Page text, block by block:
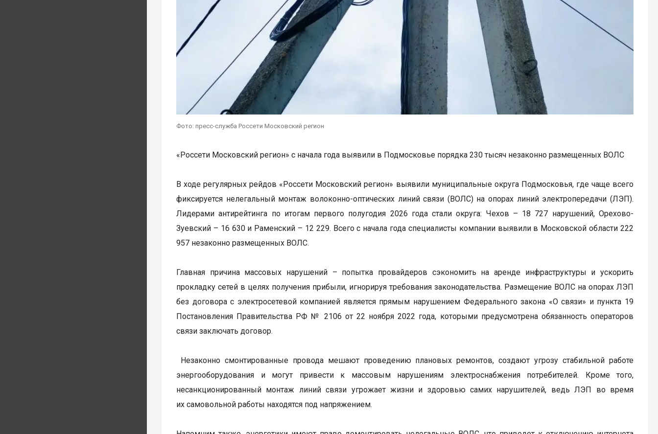
Фото: пресс-служба Россети Московский регион
«Россети Московский регион» с начала года выявили в Подмосковье порядка 230 тысяч незаконно размещенных ВОЛС
В ходе регулярных рейдов «Россети Московский регион» выявили муниципальные округа Подмосковья, где чаще всего
фиксируется нелегальный монтаж волоконно-оптических линий связи (ВОЛС) на опорах линий электропередачи (ЛЭП).
Лидерами антирейтинга по итогам первого полугодия 2026 года стали округа: Чехов – 18 727 нарушений, Орехово-
Зуевский – 16 630 и Раменский – 12 229. Всего с начала года специалисты компании выявили в Московской области 222
957 незаконно размещенных ВОЛС.
Главная причина массовых нарушений – попытка провайдеров сэкономить на аренде инфраструктуры и ускорить
прокладку сетей в целях получения прибыли, игнорируя требования законодательства. Размещение ВОЛС на опорах ЛЭП
без договора с электросетевой компанией является прямым нарушением Федерального закона «О связи» и пункта 19
Постановления Правительства РФ № 2106 от 22 ноября 2022 года, которыми предусмотрена обязанность операторов
связи заключать договор.
Незаконно смонтированные провода мешают проведению плановых ремонтов, создают угрозу стабильной работе
энергооборудования и могут привести к массовым нарушениям электроснабжения потребителей. Кроме того,
несанкционированный монтаж линий связи угрожает жизни и здоровью самих нарушителей, ведь ЛЭП во время
их самовольной работы находятся под напряжением.